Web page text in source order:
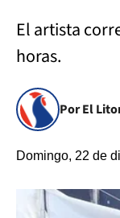
El artista
horas.
Por El
Domingo, 22 de